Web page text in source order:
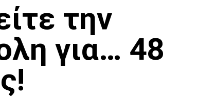
την
για… 48